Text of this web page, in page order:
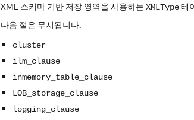
XML 스키마 기반 저장 영역을 사용하는 XMLType테
다음 절은 무시됩니다.
cluster
ilm_clause
inmemory_table_clause
LOB_storage_clause
logging_clause